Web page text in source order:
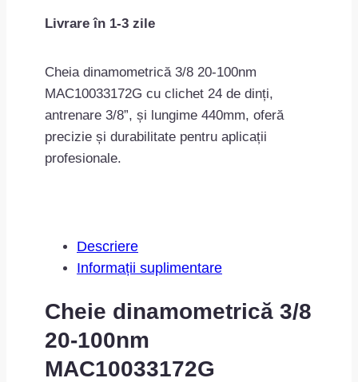
20-
MAC10033172G
Livrare în 1-3 zile
Cheia dinamometrică 3/8 20-100nm
MAC10033172G cu clichet 24 de dinți,
antrenare 3/8”, și lungime 440mm, oferă
precizie și durabilitate pentru aplicații
profesionale.
Descriere
Informații suplimentare
Cheie dinamometrică 3/8
20-100nm
MAC10033172G